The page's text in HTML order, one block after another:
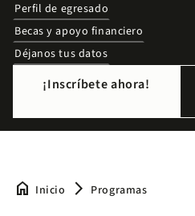
Perfil de egresado
Becas y apoyo financiero
Déjanos tus datos
¡Inscríbete ahora!
home Inicio arrow_forward_ios Programas